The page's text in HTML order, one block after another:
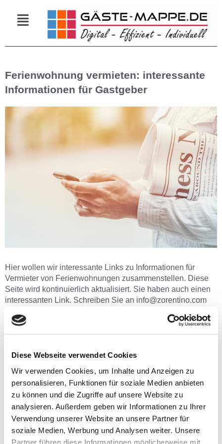
Diese Webseite verwendet Cookies
Wir verwenden Cookies, um Inhalte und Anzeigen zu
personalisieren, Funktionen für soziale Medien anbieten
zu können und die Zugriffe auf unsere Website zu
analysieren. Außerdem geben wir Informationen zu Ihrer
Verwendung unserer Website an unsere Partner für
soziale Medien, Werbung und Analysen weiter. Unsere
Partner führen diese Informationen möglicherweise mit
springen
Menü
Ferienwohnung vermieten: interessante
Informationen für Gastgeber
Hier wollen wir interessante Links zu Informationen für
Vermieter von Ferienwohnungen zusammenstellen. Diese
Seite wird kontinuierlich aktualisiert. Sie haben auch einen
interessanten Link. Schreiben Sie an info@zorentino.com
Buchungsportal ohne Buchungsgebühren
Festpreis von 120 Euro + MwSt. für ein Jahr.
https://www.ferienhausmiete.de/
Magazin mit vielen Informationen für Gastgeber
Das Gastgebermagazin für Vermieter von Ferienwohnungen
mit zahlreichen Tipps & Tricks für die Vermietung